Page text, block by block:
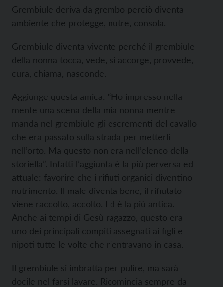
Grembiule deriva da grembo perciò diventa
ambiente che protegge, nutre, consola.
Grembiule diventa vivente perché il grembiule
della nonna tocca, vede, si accorge, provvede,
cura, chiama, nasconde.
Aggiunge questa amica: “Ho impresso nella
mente una scena della mia nonna mentre
manda nel grembiule gli escrementi del cavallo
che era passato sulla strada per metterli
nell’orto. Ma questo non era nell’elenco della
storiella”. Infatti l’aggiunta è la più perversa ed
attuale: favorire che i rifiuti organici diventino
nutrimento. Il male diventa bene, il rifiutato
viene raccolto, accolto. Ed è la più antica.
Anche ai tempi di Gesù ragazzo, questo era
uno dei principali compiti assegnati ai figli e
nipoti tutte le volte che rientravano in casa.
Il grembiule si imbratta per pulire, ma sarà
docile nel farsi lavare. Ricomincia sempre da